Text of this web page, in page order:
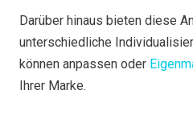
Darüber hinaus bieten diese
unterschiedliche
können anpassen oder
Ihrer Marke.